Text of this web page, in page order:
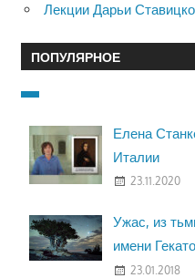
Лекции Дарьи
ПОПУЛЯРНОЕ
Елена
Италии
23.11.2020
Ужас, из
имени
23.01.2018